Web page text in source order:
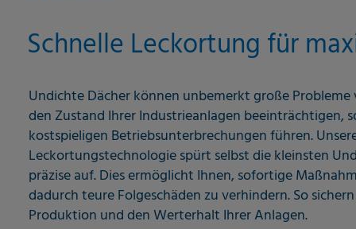
Schnelle Leckortung für
Undichte Dächer können unbemerkt große
den Zustand Ihrer Industrieanlagen beeinträchtigen,
kostspieligen Betriebsunterbrechungen führen.
Leckortungstechnologie spürt selbst die kleinsten
präzise auf. Dies ermöglicht Ihnen, sofortige
dadurch teure Folgeschäden zu verhindern. So
Produktion und den Werterhalt Ihrer Anlagen.